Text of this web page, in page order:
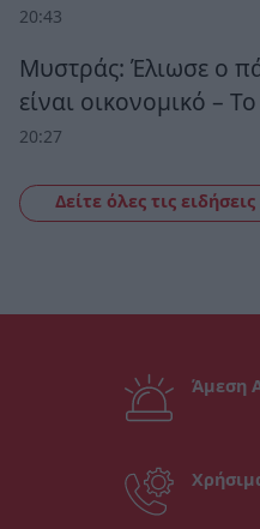
20:43
Μυστράς: Έλιωσε ο
είναι οικονομικό –
20:27
Δείτε όλες τις ειδήσεις
Άμεση